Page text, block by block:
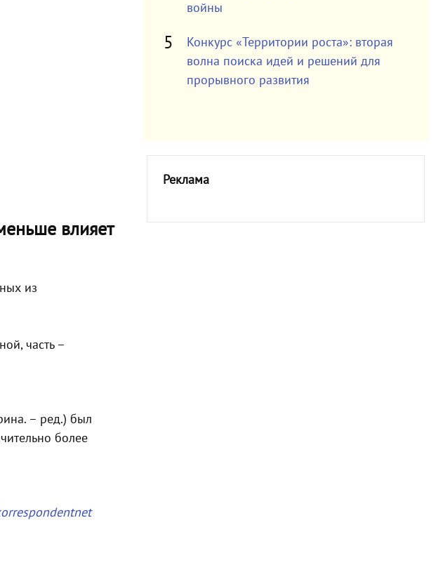
влияет
из
часть –
– ред.) был
более
войны
Конкурс «Территории роста»: вторая
волна поиска идей и решений для
прорывного развития
Реклама